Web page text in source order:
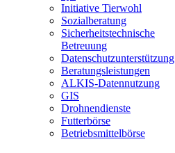
Initiative Tierwohl
Sozialberatung
Sicherheitstechnische
Betreuung
Datenschutzunterstützung
Beratungsleistungen
ALKIS-Datennutzung
GIS
Drohnendienste
Futterbörse
Betriebsmittelbörse